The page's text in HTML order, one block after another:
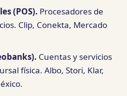
(POS). Procesadores de
Clip, Conekta, Mercado
Cuentas y servicios
física. Albo, Stori, Klar,